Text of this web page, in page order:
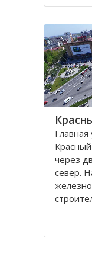
Кряж
районе
дугой
через
север.
августе